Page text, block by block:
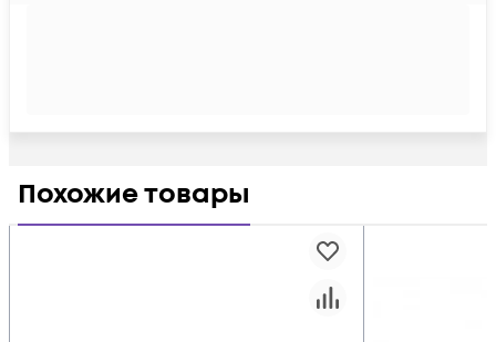
Похожие товары